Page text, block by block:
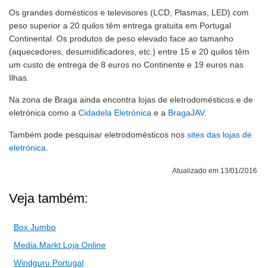
Os grandes domésticos e televisores (LCD, Plasmas, LED) com
peso superior a 20 quilos têm entrega gratuita em Portugal
Continental. Os produtos de peso elevado face ao tamanho
(aquecedores, desumidificadores, etc.) entre 15 e 20 quilos têm
um custo de entrega de 8 euros no Continente e 19 euros nas
Ilhas.
Na zona de Braga ainda encontra lojas de eletrodomésticos e de
eletrónica como a Cidadela Eletrónica e a BragaJAV.
Também pode pesquisar eletrodomésticos nos sites das lojas de
eletrónica
Atualizado em 13/01/2016
Veja também:
Box Jumbo
Media Markt Loja Online
Windguru Portugal